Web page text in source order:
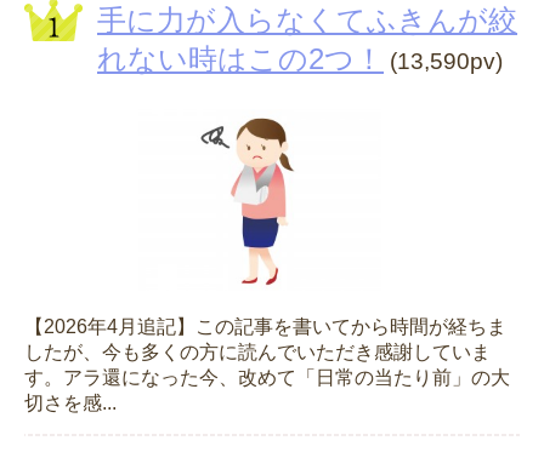
手に力が入らなくてふきんが絞
れない時はこの2つ！
(13,590pv)
【2026年4月追記】この記事を書いてから時間が経ちま
したが、今も多くの方に読んでいただき感謝していま
す。アラ還になった今、改めて「日常の当たり前」の大
切さを感...